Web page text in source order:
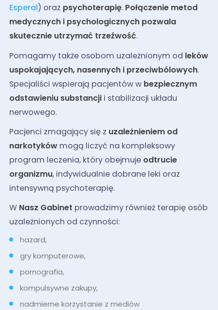
Esperal) oraz psychoterapię. Połączenie metod
medycznych i psychologicznych pozwala
skutecznie utrzymać trzeźwość.
Pomagamy także osobom uzależnionym od leków
uspokajających, nasennych i przeciwbólowych.
Specjaliści wspierają pacjentów w bezpiecznym
odstawieniu substancjii stabilizacji układu
nerwowego.
Pacjenci zmagający się z uzależnieniem od
narkotykówmogą liczyć na kompleksowy
program leczenia, który obejmuje odtrucie
organizmu, indywidualnie dobrane leki oraz
intensywną psychoterapię.
W Nasz Gabinet prowadzimy również terapię osób
uzależnionych od czynności:
hazard,
gry komputerowe,
pornografia,
kompulsywne zakupy,
nadmierne korzystanie z mediów